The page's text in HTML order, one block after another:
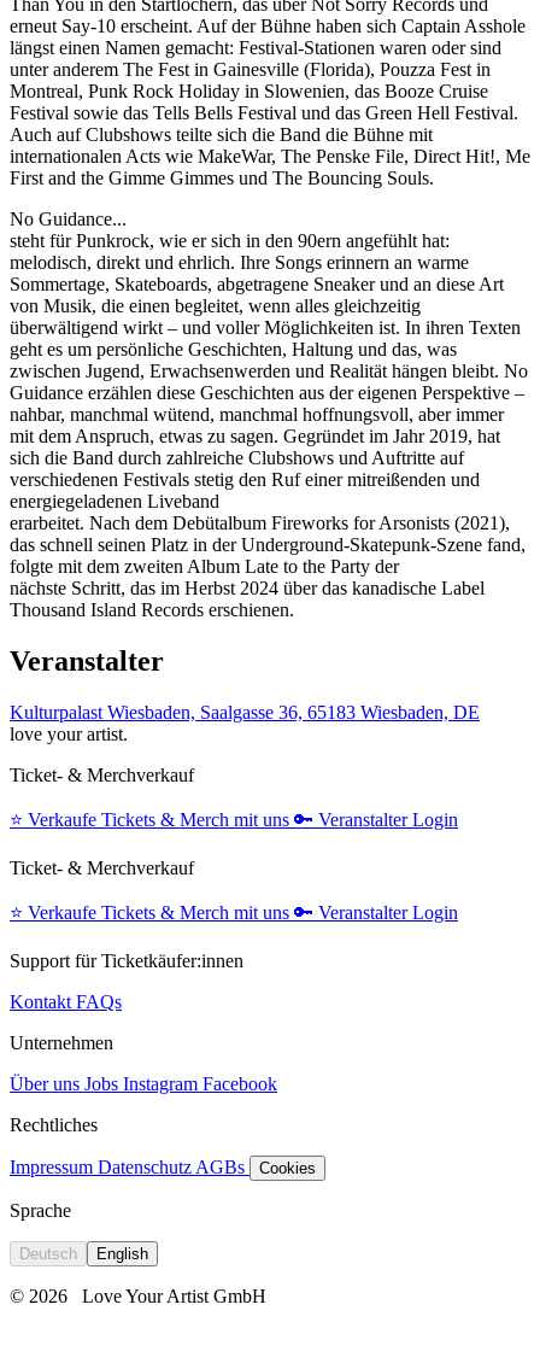
Than You in den Startlöchern, das über Not Sorry Records und
erneut Say-10 erscheint. Auf der Bühne haben sich Captain Asshole
längst einen Namen gemacht: Festival-Stationen waren oder sind
unter anderem The Fest in Gainesville (Florida), Pouzza Fest in
Montreal, Punk Rock Holiday in Slowenien, das Booze Cruise
Festival sowie das Tells Bells Festival und das Green Hell Festival.
Auch auf Clubshows teilte sich die Band die Bühne mit
internationalen Acts wie MakeWar, The Penske File, Direct Hit!, Me
First and the Gimme Gimmes und The Bouncing Souls.
No Guidance...
steht für Punkrock, wie er sich in den 90ern angefühlt hat:
melodisch, direkt und ehrlich. Ihre Songs erinnern an warme
Sommertage, Skateboards, abgetragene Sneaker und an diese Art
von Musik, die einen begleitet, wenn alles gleichzeitig
überwältigend wirkt – und voller Möglichkeiten ist. In ihren Texten
geht es um persönliche Geschichten, Haltung und das, was
zwischen Jugend, Erwachsenwerden und Realität hängen bleibt. No
Guidance erzählen diese Geschichten aus der eigenen Perspektive –
nahbar, manchmal wütend, manchmal hoffnungsvoll, aber immer
mit dem Anspruch, etwas zu sagen. Gegründet im Jahr 2019, hat
sich die Band durch zahlreiche Clubshows und Auftritte auf
verschiedenen Festivals stetig den Ruf einer mitreißenden und
energiegeladenen Liveband
erarbeitet. Nach dem Debütalbum Fireworks for Arsonists (2021),
das schnell seinen Platz in der Underground-Skatepunk-Szene fand,
folgte mit dem zweiten Album Late to the Party der
nächste Schritt, das im Herbst 2024 über das kanadische Label
Thousand Island Records erschienen.
Veranstalter
Kulturpalast Wiesbaden, Saalgasse 36, 65183 Wiesbaden, DE
love your artist.
Ticket- & Merchverkauf
⭐️ Verkaufe Tickets & Merch mit uns 🔑 Veranstalter Login
Ticket- & Merchverkauf
⭐️ Verkaufe Tickets & Merch mit uns 🔑 Veranstalter Login
Support für Ticketkäufer:innen
Kontakt FAQs
Unternehmen
Über uns Jobs Instagram Facebook
Rechtliches
Impressum Datenschutz AGBs Cookies
Sprache
Deutsch English
© 2026 Love Your Artist GmbH